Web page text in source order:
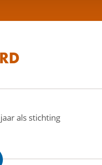
als stichting